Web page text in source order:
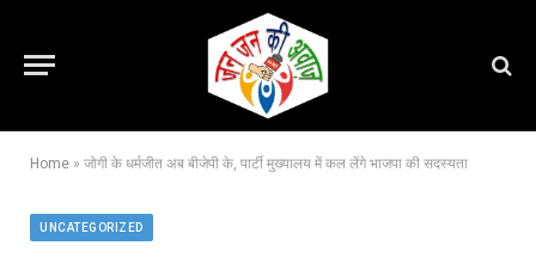
Home » जोगी के धर्मजीत अब बीजेपी के, पार्टी मुख्यालय में कल लेंगे भाजपा की सदस्यता
UNCATEGORIZED